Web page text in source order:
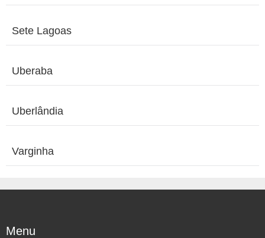
Sete Lagoas
Uberaba
Uberlândia
Varginha
Menu